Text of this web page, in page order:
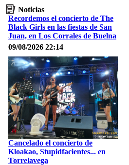
Noticias
Recordemos el concierto de The
Black Girls en las fiestas de San
Juan, en Los Corrales de Buelna
09/08/2026 22:14
Cancelado el concierto de
Kloakao, Stupidfacientes... en
Torrelavega